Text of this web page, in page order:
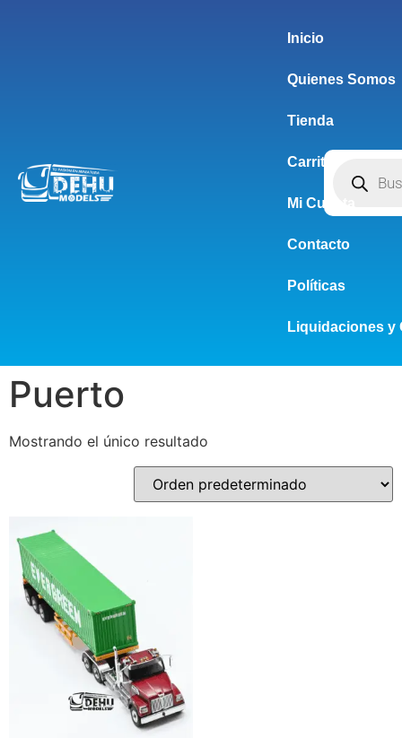
Inicio
Quienes Somos
Tienda
Carrito
Mi Cuenta
Contacto
Políticas
Liquidaciones y
Puerto
Mostrando el único resultado